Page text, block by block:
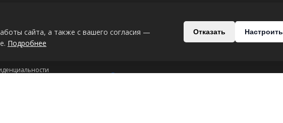
Беларусь, Могилёв, Славгородский проезд, 37
сайта, а также с вашего согласия —
Подробнее
Отказать Настроить